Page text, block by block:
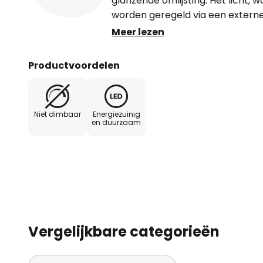
worden geregeld via een
richtingen uitgestraald en zorgt
Meer lezen
Productvoordelen
Niet dimbaar
Energiezuinig
en duurzaam
Vergelijkbare categorieën